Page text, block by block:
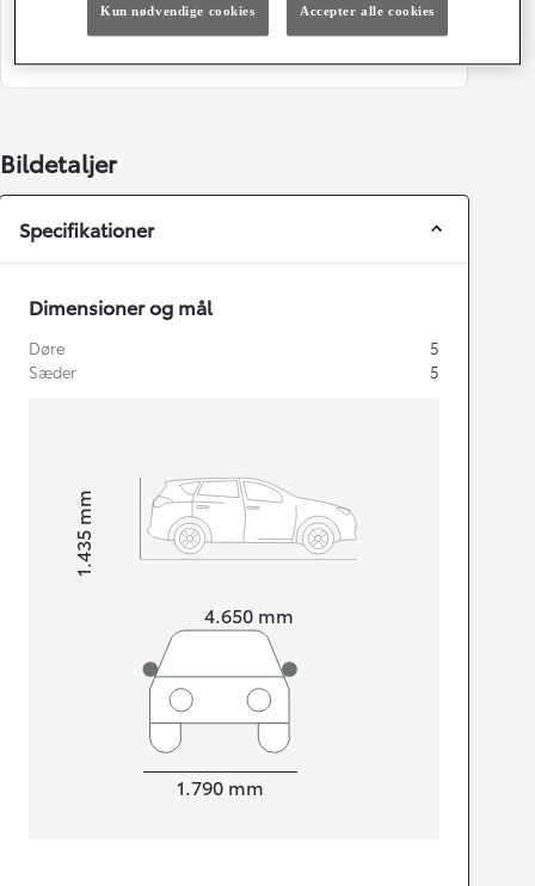
Grøn ejerafgift (årligt)
Bildetaljer
Specifikationer
Dimensioner og mål
Døre
5
Sæder
5
4.650 mm
Højt1.435
mm
1.790 mm
Kun nødvendige cookies Accepter alle cookies